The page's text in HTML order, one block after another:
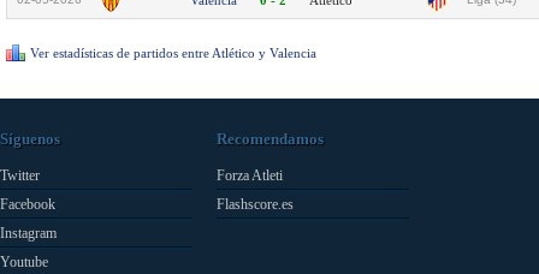
Ver estadísticas de partidos entre Atlético y Valencia
Síguenos
Twitter
Facebook
Instagram
Youtube
Recomendamos
Forza Atleti
Flashscore.es